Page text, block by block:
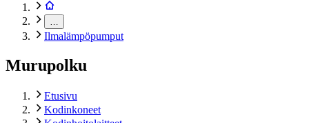
Ilmalämpöpumput
Murupolku
Etusivu
Kodinkoneet